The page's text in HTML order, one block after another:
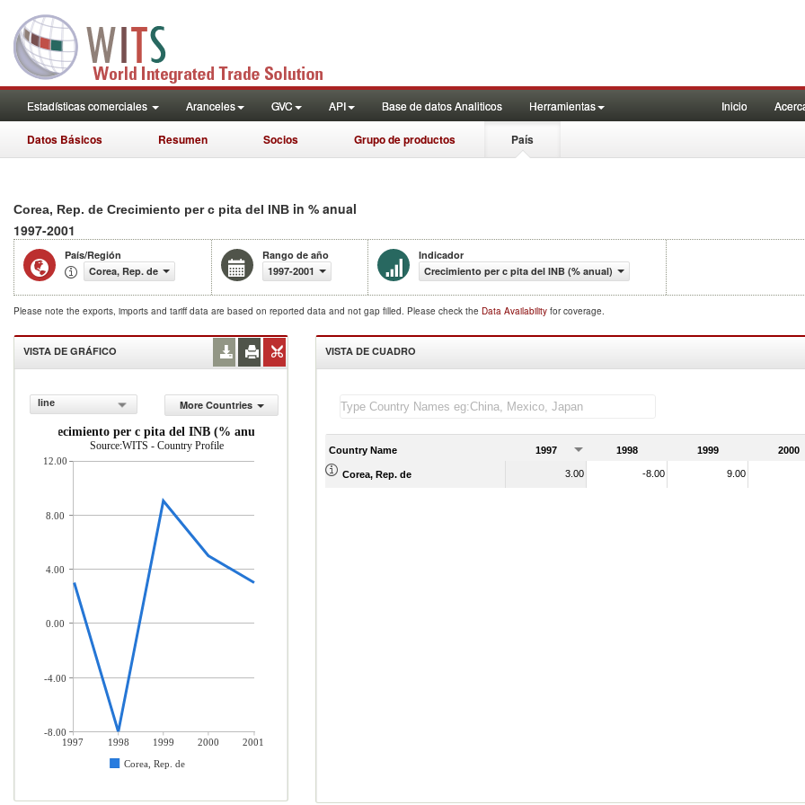
Estadísticas comerciales Aranceles GVC API Base de datos Analiticos Herramientas Inicio
Datos Básicos Resumen Socios Grupo de productos País
Corea, Rep. de Crecimiento per c pita del INB in % anual
1997-2001
País/Región
Corea, Rep. de
Rango de año
1997-2001
Indicador
Crecimiento per c pita del INB (% anual)
Please note the exports, imports and tariff data are based on reported data and not gap filled. Please check the Data Availability for coverage.
VISTA DE GRÁFICO
line
More Countries
Crecimiento per c pita del INB (% anual)
Source:WITS - Country Profile
1997 1998 1999 2000
2001
Corea, Rep. de
12.00
8.00
4.00
0.00
-4.00
-8.00
VISTA DE CUADRO
Country Name 1997 1998 1999 2000
Corea, Rep. de 3.00 -8.00 9.00